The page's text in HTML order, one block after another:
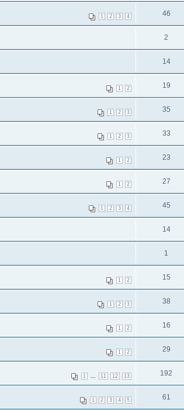
1 2 3 4 46
2
14
1 2 19
1 2 3 35
1 2 3 33
1 2 23
1 2 27
1 2 3 4 45
14
1
1 2 15
1 2 3 38
1 2 16
1 2 29
1 11 12 13 192
1 2 3 4 5 61